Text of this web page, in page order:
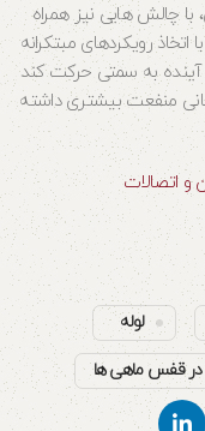
با چالش هایی نیز همراه
رویکردهای مبتکرانه
آینده به سمتی حرکت کند
منفعت بیشتری داشته
و اتصالات
لوله
در قفس ماهی ها